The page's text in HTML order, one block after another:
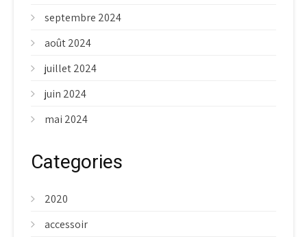
septembre 2024
août 2024
juillet 2024
juin 2024
mai 2024
Categories
2020
accessoir